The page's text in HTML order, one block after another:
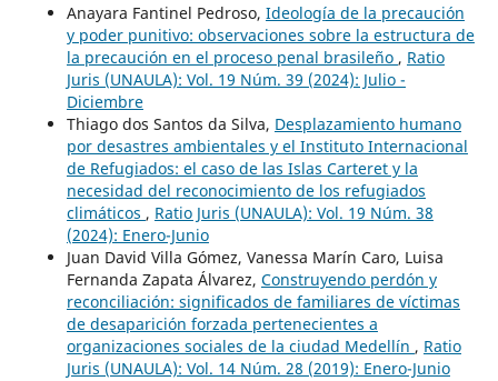
Anayara Fantinel Pedroso, Ideología de la precaución
y poder punitivo: observaciones sobre la estructura de
la precaución en el proceso penal brasileño , Ratio
Juris (UNAULA): Vol. 19 Núm. 39 (2024): Julio -
Diciembre
Thiago dos Santos da Silva, Desplazamiento humano
por desastres ambientales y el Instituto Internacional
de Refugiados: el caso de las Islas Carteret y la
necesidad del reconocimiento de los refugiados
climáticos , Ratio Juris (UNAULA): Vol. 19 Núm. 38
(2024): Enero-Junio
Juan David Villa Gómez, Vanessa Marín Caro, Luisa
Fernanda Zapata Álvarez, Construyendo perdón y
reconciliación: significados de familiares de víctimas
de desaparición forzada pertenecientes a
organizaciones sociales de la ciudad Medellín , Ratio
Juris (UNAULA): Vol. 14 Núm. 28 (2019): Enero-Junio